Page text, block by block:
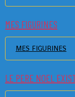
MES FIGURINES
MES FIGURINES
LE PERE NOEL